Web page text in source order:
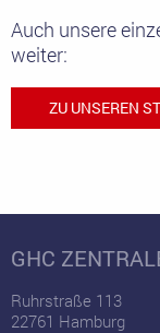
Auch unsere
weiter:
ZU UNSEREN
GHC
Ruhrstraße 113
22761 Hamburg